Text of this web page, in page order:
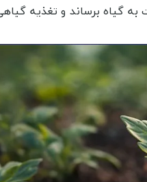
گیاه برساند و تغذیه